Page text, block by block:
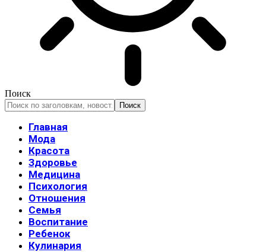
Поиск
Главная
Мода
Красота
Здоровье
Медицина
Психология
Отношения
Семья
Воспитание
Ребенок
Кулинария